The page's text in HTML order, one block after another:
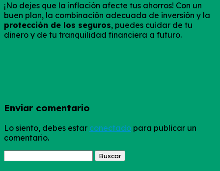
¡No dejes que la inflación afecte tus ahorros! Con un
buen plan, la combinación adecuada de inversión y la
protección de los seguros, puedes cuidar de tu
dinero y de tu tranquilidad financiera a futuro.
Enviar comentario
Lo siento, debes estar conectado para publicar un
comentario.